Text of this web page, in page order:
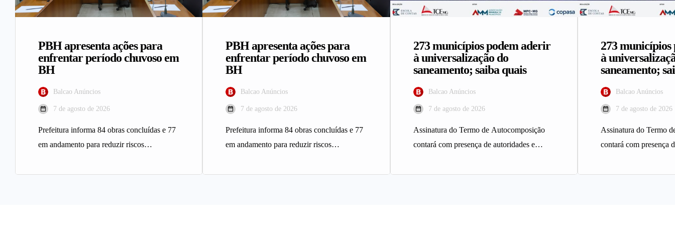
PBH apresenta ações para
enfrentar período chuvoso em
BH
Balcao Anúncios
7 de agosto de 2026
Prefeitura informa 84 obras concluídas e 77
em andamento para reduzir riscos
Horizonte…
PBH apresenta ações para
enfrentar período chuvoso em
BH
Balcao Anúncios
7 de agosto de 2026
Prefeitura informa 84 obras concluídas e 77
em andamento para reduzir riscos
Horizonte…
273 municípios podem aderir
à universalização do
saneamento; saiba quais
Balcao Anúncios
7 de agosto de 2026
Assinatura do Termo de Autocomposição
contará com presença de autoridades e
municípios, no…
273
à
saneamento;
Balcao Anúncios
7 de agosto de 2026
Assinatura do Termo
contará com presença
municípios, no…